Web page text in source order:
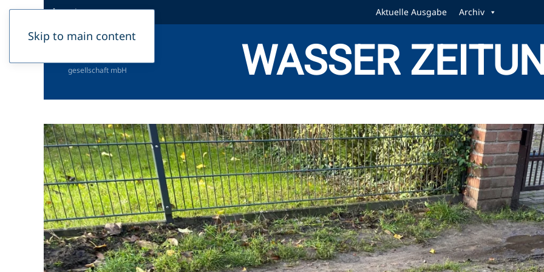
Skip to main content
Podcast Aktuelle Ausgabe Archiv
Herausgeber:
Abwasserbetriebs­
gesellschaft mbH
WASSER